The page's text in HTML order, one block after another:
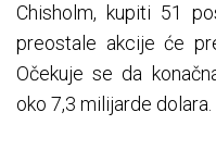
Chisholm, kupiti 51
preostale akcije će
Očekuje se da
oko 7,3 milijarde dolara.